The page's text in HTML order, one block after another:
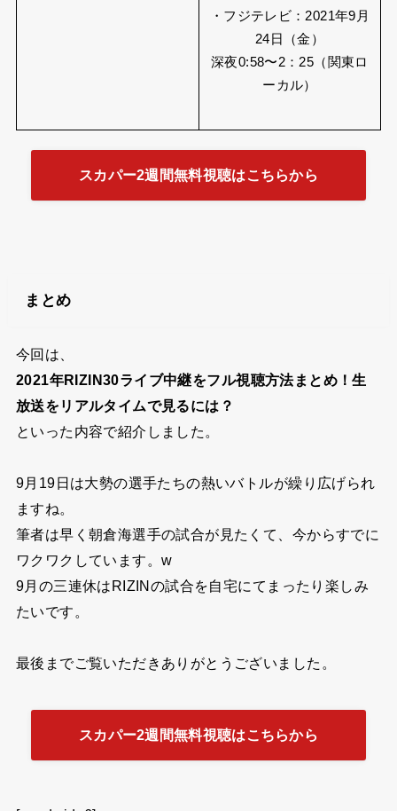
・フジテレビ：2021年9月
24日（金）
深夜0:58〜2：25（関東ロ
ーカル）
スカパー2週間無料視聴はこちらから
まとめ
今回は、
2021年RIZIN30ライブ中継をフル視聴方法まとめ！生
放送をリアルタイムで見るには？
といった内容で紹介しました。
9月19日は大勢の選手たちの熱いバトルが繰り広げられ
ますね。
筆者は早く朝倉海選手の試合が見たくて、今からすでに
ワクワクしています。w
9月の三連休はRIZINの試合を自宅にてまったり楽しみ
たいです。
最後までご覧いただきありがとうございました。
スカパー2週間無料視聴はこちらから